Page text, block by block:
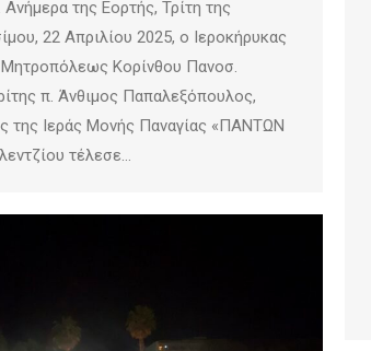
της Εορτής, Τρίτη της
22 Απριλίου 2025, ο Ιεροκήρυκας
Μητροπόλεως Κορίνθου Πανοσ.
π. Άνθιμος Παπαλεξόπουλος,
της Ιεράς Μονής Παναγίας «ΠΑΝΤΩΝ
τέλεσε…